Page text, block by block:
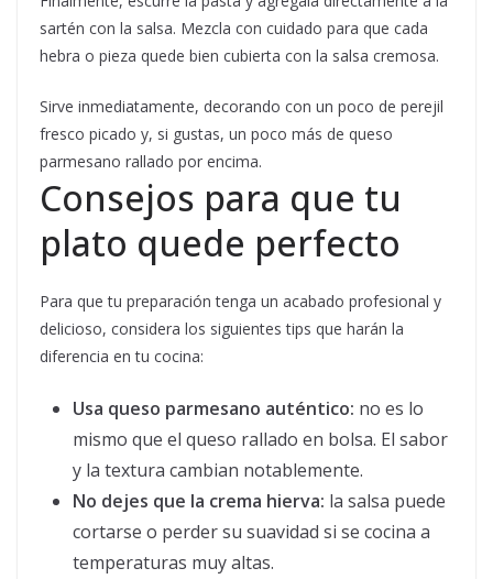
sartén con la salsa. Mezcla con cuidado para que cada
hebra o pieza quede bien cubierta con la salsa cremosa.
Sirve inmediatamente, decorando con un poco de perejil
fresco picado y, si gustas, un poco más de queso
parmesano rallado por encima.
Consejos para que tu
plato quede perfecto
Para que tu preparación tenga un acabado profesional y
delicioso, considera los siguientes tips que harán la
diferencia en tu cocina:
Usa queso parmesano auténtico: no es lo
mismo que el queso rallado en bolsa. El sabor
y la textura cambian notablemente.
No dejes que la crema hierva: la salsa puede
cortarse o perder su suavidad si se cocina a
temperaturas muy altas.